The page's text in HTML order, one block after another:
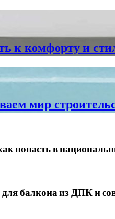
к комфорту и
мир
попасть в
балкона из ДПК и